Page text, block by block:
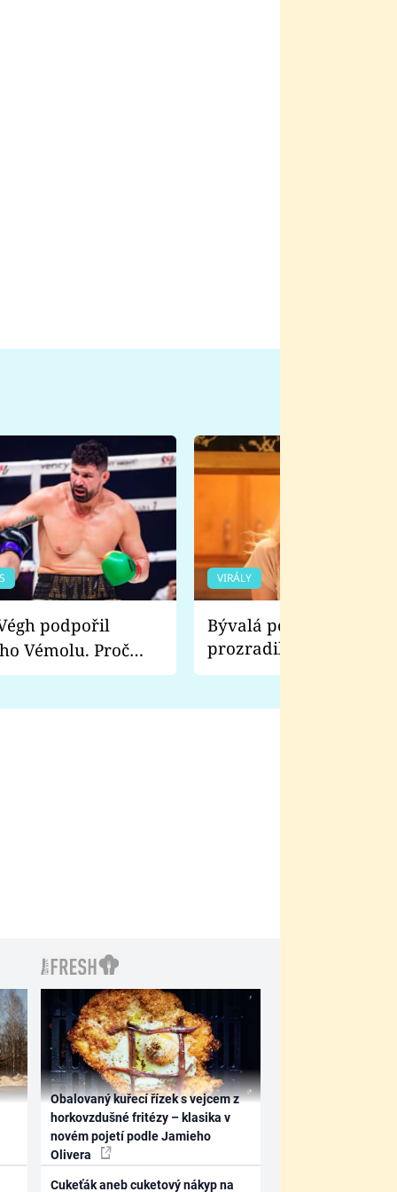
Vémolu. Proč
zápasit s ním než
VIRÁLY
Bývalá pornoherečka
prozradila, co ji
natáčení Euforie.
Obalovaný kuřecí řízek s vejcem z
horkovzdušné fritézy – klasika v
novém pojetí podle Jamieho
Olivera
Cukeťák aneb cuketový nákyp na